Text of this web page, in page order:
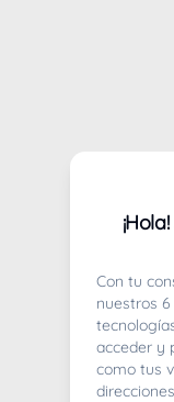
Con tu
nuestros
acceder y
como tus